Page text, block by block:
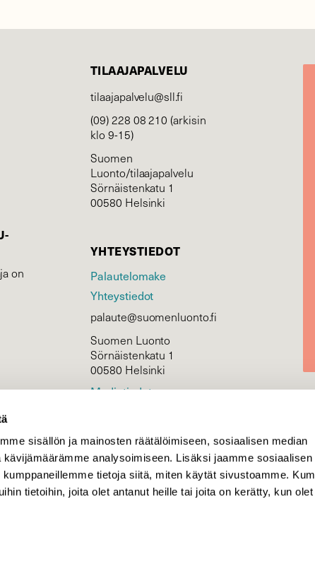
sisällön ja mainosten räätälöimiseen, sosiaalisen median
analysoimiseen. Lisäksi jaamme sosiaalisen
tietoja siitä, miten käytät sivustoamme.
tietoihin, joita olet antanut heille tai joita on kerätty, kun
on
TILAAJAPALVELU
tilaajapalvelu@sll.fi
(09) 228 08 210 (arkisin
klo 9-15)
Suomen
Luonto/tilaajapalvelu
Sörnäistenkatu 1
00580 Helsinki
YHTEYSTIEDOT
Palautelomake
Yhteystiedot
palaute@suomenluonto.fi
Suomen Luonto
Sörnäistenkatu 1
00580 Helsinki
Mediatiedot
KIRJAUDU